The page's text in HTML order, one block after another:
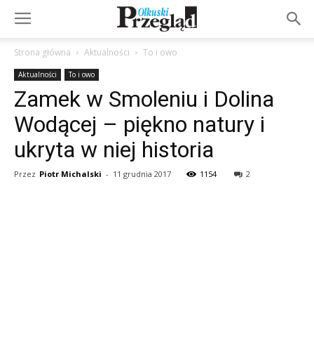
Strona główna Aktualności To i owo
Aktualności To i owo
Zamek w Smoleniu i Dolina
Wodącej – piękno natury i
ukryta w niej historia
Przez Piotr Michalski - 11 grudnia 2017 1154 2